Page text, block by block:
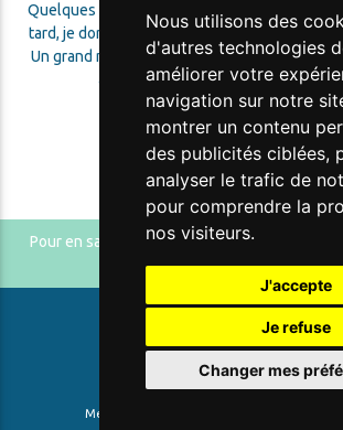
Nous utilisons des
d'autres technologies
améliorer votre
navigation sur notre
montrer un contenu
des publicités ciblées,
analyser le trafic de
pour comprendre la
nos visiteurs.
J'accepte
Je refuse
Changer mes
Quelques changements électriques et
tard, je dors, je m’endors bien, et je n’ai plus
Un grand merci à vous. D’autant que les
avez préconisés n’étaient pas très
Retour aux témoignages
Pour en savoir plus, je vous invite à cliquer
TarifsetContact
Mentions légales